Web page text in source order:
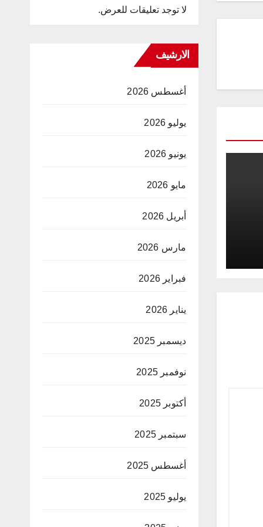
لا توجد تعليقات للعرض.
الارشيف
أغسطس 2026
يوليو 2026
يونيو 2026
مايو 2026
أبريل 2026
مارس 2026
فبراير 2026
يناير 2026
ديسمبر 2025
نوفمبر 2025
أكتوبر 2025
سبتمبر 2025
أغسطس 2025
يوليو 2025